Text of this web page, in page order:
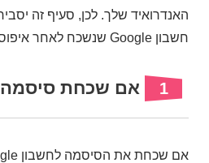
חשבון Google שנשכח לאחר איפוס היצרן.
1 אם שכחת סיסמה